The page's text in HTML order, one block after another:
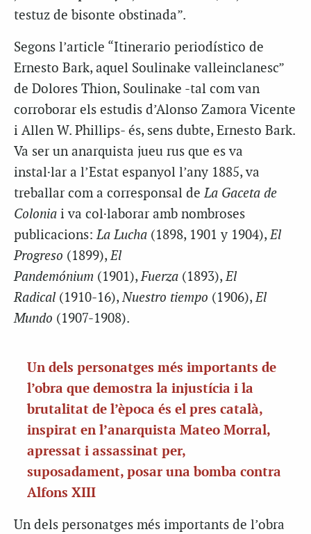
testuz de bisonte obstinada”.
Segons l’article “Itinerario periodístico de
Ernesto Bark, aquel Soulinake valleinclanesc”
de Dolores Thion, Soulinake -tal com van
corroborar els estudis d’Alonso Zamora Vicente
i Allen W. Phillips- és, sens dubte, Ernesto Bark.
Va ser un anarquista jueu rus que es va
instal·lar a l’Estat espanyol l’any 1885, va
treballar com a corresponsal deLa Gaceta de
Colonia i va col·laborar amb nombroses
publicacions:La Lucha (1898, 1901 y 1904),El
Progreso (1899),El
Pandemónium (1901),Fuerza (1893),El
Radical (1910-16),Nuestro tiempo (1906),El
Mundo (1907-1908).
Un dels personatges més importants de
l’obra que demostra la injustícia i la
brutalitat de l’època és el pres català,
inspirat en l’anarquista Mateo Morral,
apressat i assassinat per,
suposadament, posar una bomba contra
Alfons XIII
Un dels personatges més importants de l’obra